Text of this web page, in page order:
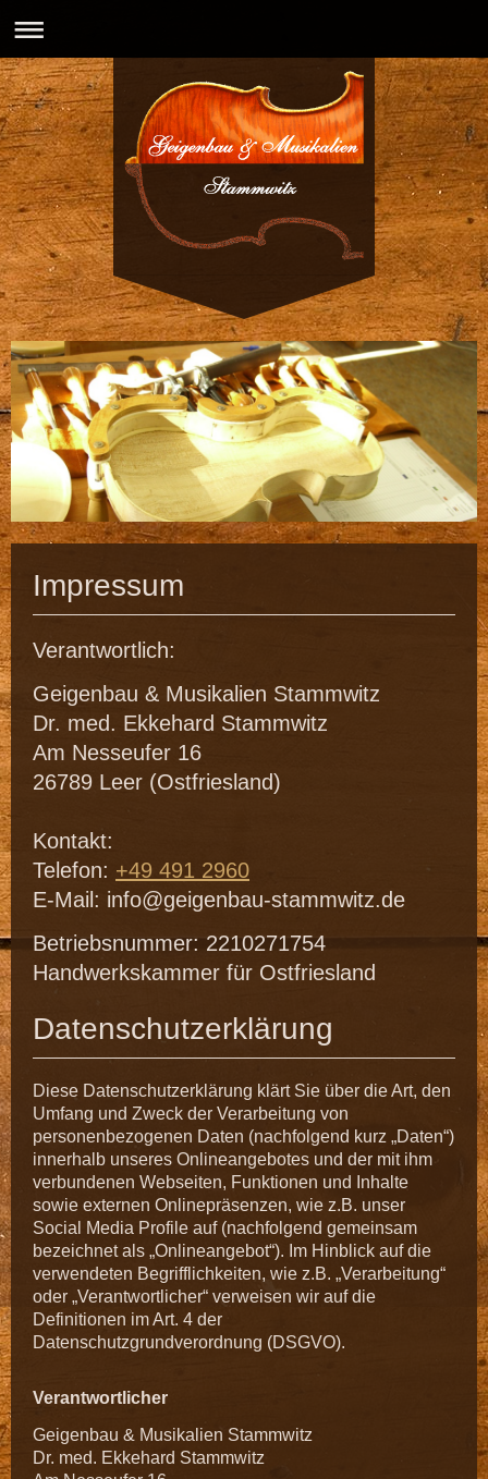
Impressum
Verantwortlich:
Geigenbau & Musikalien Stammwitz
Dr. med. Ekkehard Stammwitz
Am Nesseufer 16
26789 Leer (Ostfriesland)
Kontakt:
Telefon: +49 491 2960
E-Mail: info@geigenbau-stammwitz.de
Betriebsnummer: 2210271754
Handwerkskammer für Ostfriesland
Datenschutzerklärung
Diese Datenschutzerklärung klärt Sie über die Art, den
Umfang und Zweck der Verarbeitung von
personenbezogenen Daten (nachfolgend kurz „Daten“)
innerhalb unseres Onlineangebotes und der mit ihm
verbundenen Webseiten, Funktionen und Inhalte
sowie externen Onlinepräsenzen, wie z.B. unser
Social Media Profile auf (nachfolgend gemeinsam
bezeichnet als „Onlineangebot“). Im Hinblick auf die
verwendeten Begrifflichkeiten, wie z.B. „Verarbeitung“
oder „Verantwortlicher“ verweisen wir auf die
Definitionen im Art. 4 der
Datenschutzgrundverordnung (DSGVO).
Verantwortlicher
Geigenbau & Musikalien Stammwitz
Dr. med. Ekkehard Stammwitz